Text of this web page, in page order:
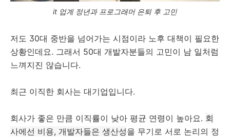
it 업계 정년과 프로그래머 은퇴 후 고민
저도 30대 중반을 넘어가는 시점이라 노후 대책이 필요한
상황인데요. 그래서 50대 개발자분들의 고민이 남 일처럼
느껴지진 않습니다.
최근 이직한 회사는 대기업입니다.
회사가 좋은 만큼 이직률이 낮아 평균 연령이 높아요. 회
사에선 비용, 개발자들은 생산성을 무기로 서로 논리의 정